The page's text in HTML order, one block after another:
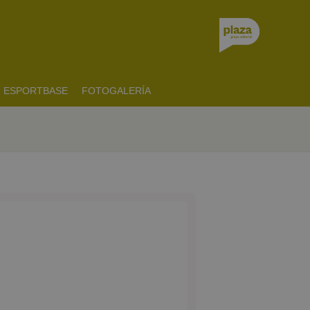
ESPORTBASE FOTOGALERÍA